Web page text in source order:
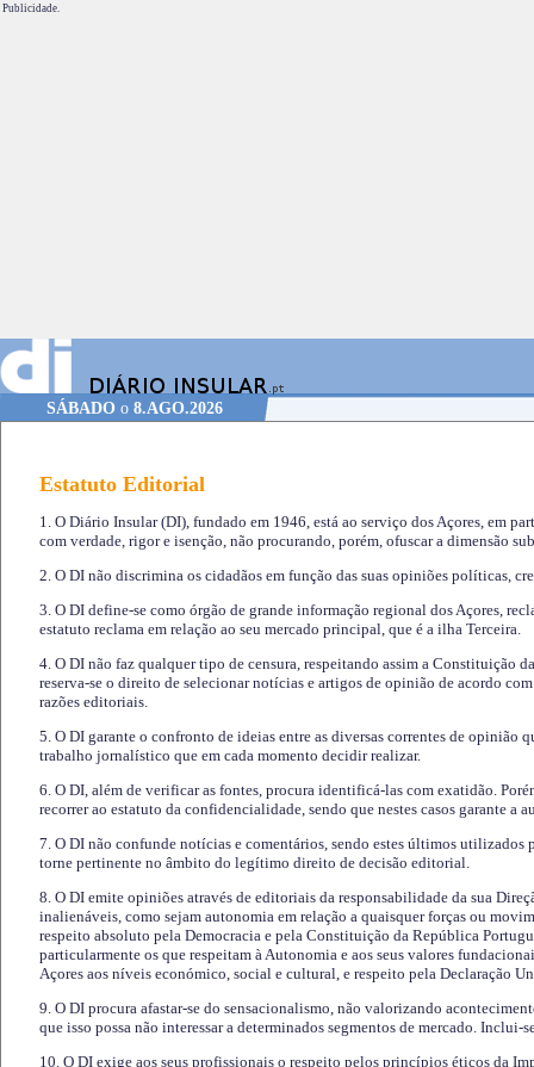
Publicidade.
SÁBADOo 8.AGO.2026
Estatuto Editorial
1. O Diário Insular (DI), fundado em 1946, está ao serviço dos Açores, em
com verdade, rigor e isenção, não procurando, porém, ofuscar a dimensão
2. O DI não discrimina os cidadãos em função das suas opiniões políticas,
3. O DI define-se como órgão de grande informação regional dos Açores,
estatuto reclama em relação ao seu mercado principal, que é a ilha Terceira.
4. O DI não faz qualquer tipo de censura, respeitando assim a Constituição
reserva-se o direito de selecionar notícias e artigos de opinião de acordo
razões editoriais.
5. O DI garante o confronto de ideias entre as diversas correntes de opinião
trabalho jornalístico que em cada momento decidir realizar.
6. O DI, além de verificar as fontes, procura identificá-las com exatidão.
recorrer ao estatuto da confidencialidade, sendo que nestes casos garante a
7. O DI não confunde notícias e comentários, sendo estes últimos utilizados
torne pertinente no âmbito do legítimo direito de decisão editorial.
8. O DI emite opiniões através de editoriais da responsabilidade da sua
inalienáveis, como sejam autonomia em relação a quaisquer forças ou
respeito absoluto pela Democracia e pela Constituição da República
particularmente os que respeitam à Autonomia e aos seus valores
Açores aos níveis económico, social e cultural, e respeito pela Declaração
9. O DI procura afastar-se do sensacionalismo, não valorizando
que isso possa não interessar a determinados segmentos de mercado.
10. O DI exige aos seus profissionais o respeito pelos princípios éticos da